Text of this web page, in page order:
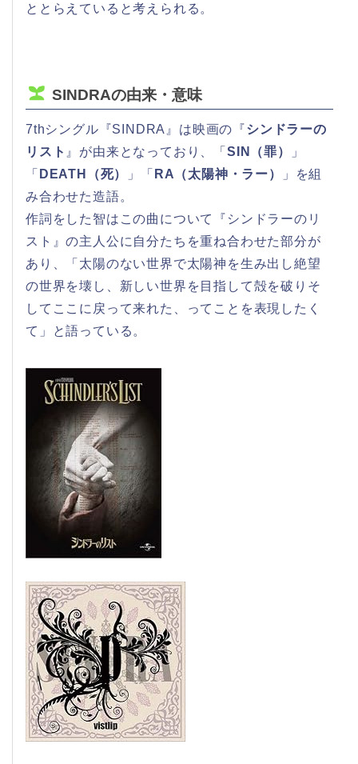
ととらえていると考えられる。
SINDRAの由来・意味
7thシングル『SINDRA』は映画の『シンドラーの
リスト 』が由来となっており、「SIN（罪）
」
「 DEATH（死） 」「 RA（太陽神・ラー）
」を組
み合わせた造語。
作詞をした智はこの曲について『シンドラーのリ
スト』の主人公に自分たちを重ね合わせた部分が
あり、「太陽のない世界で太陽神を生み出し絶望
の世界を壊し、新しい世界を目指して殻を破りそ
してここに戻って来れた、ってことを表現したく
て」と語っている。